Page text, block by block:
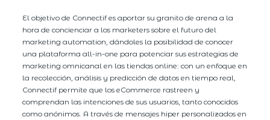
El objetivo de Connectif es aportar su granito de arena a la
hora de concienciar a los marketers sobre el futuro del
marketing automation, dándoles la posibilidad de conocer
una plataforma all-in-one para potenciar sus estrategias de
marketing omnicanal en las tiendas online: con un enfoque en
la recolección, análisis y predicción de datos en tiempo real,
Connectif permite que los eCommerce rastreen y
comprendan las intenciones de sus usuarios, tanto conocidos
como anónimos. A través de mensajes hiper personalizados en